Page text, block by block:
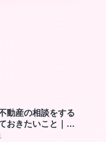
動産の相談をする
おきたいこと｜地
ステート・ラボが